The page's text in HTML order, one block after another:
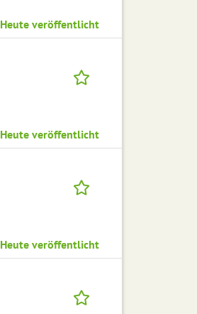
Heute veröffentlicht
Heute veröffentlicht
Heute veröffentlicht